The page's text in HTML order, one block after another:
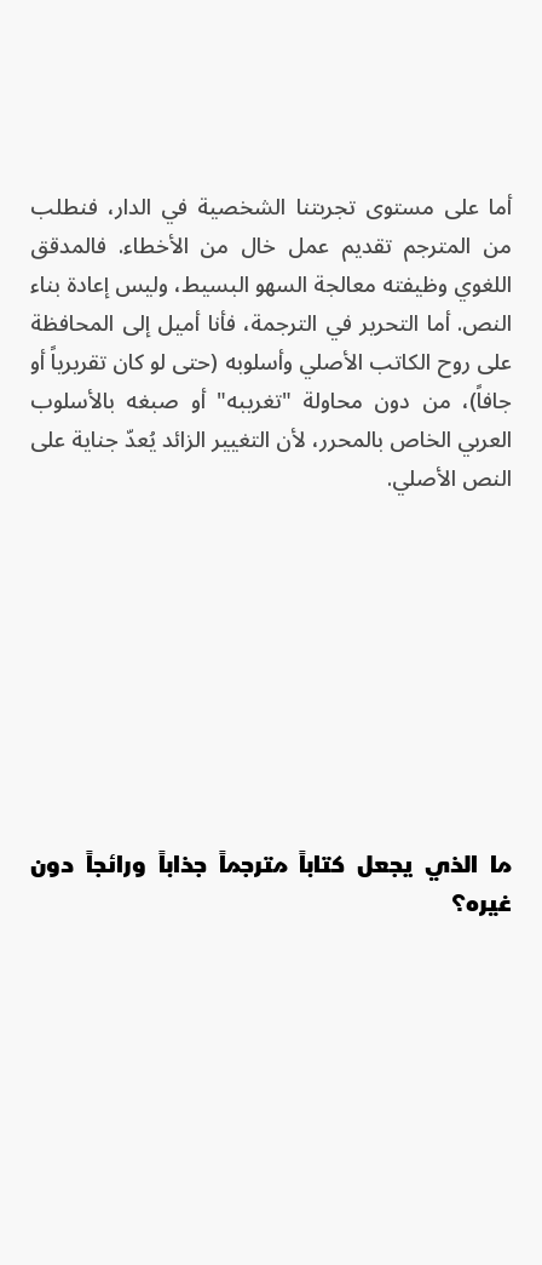
أما على مستوى تجربتنا الشخصية في الدار، فنطلب
من المترجم تقديم عمل خال من الأخطاء. فالمدقق
اللغوي وظيفته معالجة السهو البسيط، وليس إعادة بناء
النص. أما التحرير في الترجمة، فأنا أميل إلى المحافظة
على روح الكاتب الأصلي وأسلوبه (حتى لو كان تقريرياً أو
جافاً)، من دون محاولة "تغريبه" أو صبغه بالأسلوب
العربي الخاص بالمحرر، لأن التغيير الزائد يُعدّ جناية على
النص الأصلي.
ما الذي يجعل كتاباً مترجماً جذاباً ورائجاً دون
غيره؟